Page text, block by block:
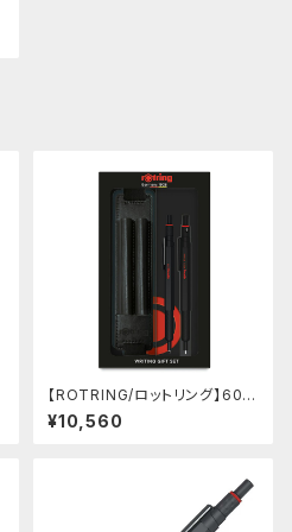
【ROTRING/ロットリング】600
ギフトセット (シャープペンシル
0.5mm＆ボールペン/ブラック)
¥10,560